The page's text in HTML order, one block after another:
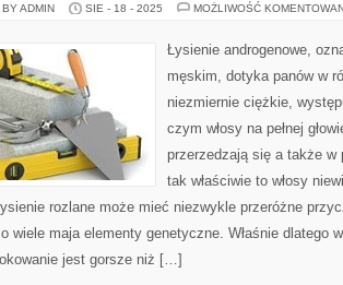
ADMIN SIE - 18 - 2025 MOŻLIWOŚĆ
Łysienie androgenowe,
męskim, dotyka panów w
niezmiernie ciężkie,
czym włosy na pełnej
przerzedzają się a także
tak właściwie to włosy
rozlane może mieć niezwykle przeróżne
wiele maja elementy genetyczne. Właśnie dlatego
jest gorsze niż […]